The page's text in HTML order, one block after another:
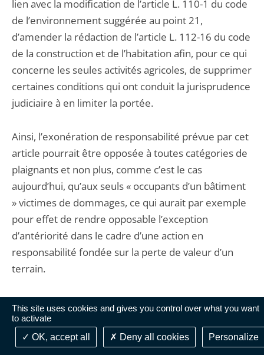
This site uses cookies and gives you control over what you want
to activate
OK, accept all
Deny all cookies Personalize
lien avec la modification de l’article L. 110-1 du code
de l’environnement suggérée au point 21,
d’amender la rédaction de l’article L. 112-16 du code
de la construction et de l’habitation afin, pour ce qui
concerne les seules activités agricoles, de supprimer
certaines conditions qui ont conduit la jurisprudence
judiciaire à en limiter la portée.
Ainsi, l’exonération de responsabilité prévue par cet
article pourrait être opposée à toutes catégories de
plaignants et non plus, comme c’est le cas
aujourd’hui, qu’aux seuls « occupants d’un bâtiment
» victimes de dommages, ce qui aurait par exemple
pour effet de rendre opposable l’exception
d’antériorité dans le cadre d’une action en
responsabilité fondée sur la perte de valeur d’un
terrain.
Par ailleurs, l’application de ces dispositions est
aujourd’hui exclue dès lors que les nuisances se sont
aggravées par rapport à la date d’installation du
voisin, cette aggravation pouvant résulter soit d’un